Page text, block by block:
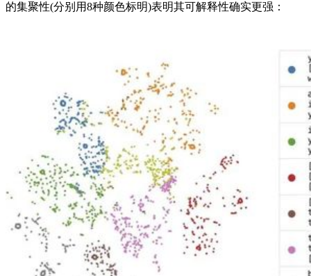
的集聚性(分别用8种颜色标明)表明其可解释性确实更强：